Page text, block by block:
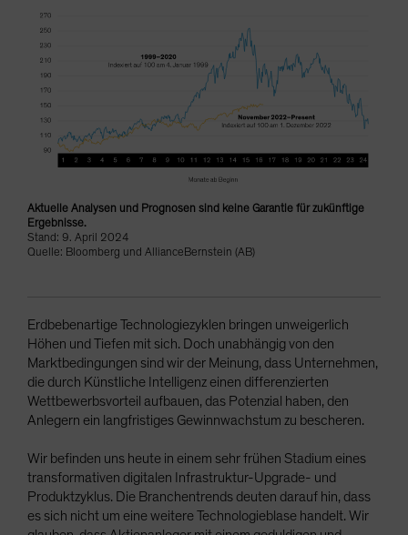
Aktuelle Analysen und Prognosen sind keine Garantie für zukünftige
Ergebnisse.
Stand: 9. April 2024
Quelle: Bloomberg und AllianceBernstein (AB)
Erdbebenartige Technologiezyklen bringen unweigerlich
Höhen und Tiefen mit sich. Doch unabhängig von den
Marktbedingungen sind wir der Meinung, dass Unternehmen,
die durch Künstliche Intelligenz einen differenzierten
Wettbewerbsvorteil aufbauen, das Potenzial haben, den
Anlegern ein langfristiges Gewinnwachstum zu bescheren.
Wir befinden uns heute in einem sehr frühen Stadium eines
transformativen digitalen Infrastruktur-Upgrade- und
Produktzyklus. Die Branchentrends deuten darauf hin, dass
es sich nicht um eine weitere Technologieblase handelt. Wir